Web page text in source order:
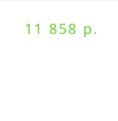
11 858 р.